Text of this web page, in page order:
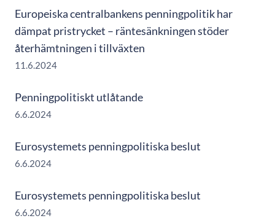
Europeiska centralbankens penningpolitik har
dämpat pristrycket – räntesänkningen stöder
återhämtningen i tillväxten
11.6.2024
Penningpolitiskt utlåtande
6.6.2024
Eurosystemets penningpolitiska beslut
6.6.2024
Eurosystemets penningpolitiska beslut
6.6.2024